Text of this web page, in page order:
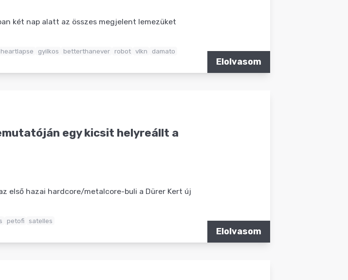
két nap alatt az összes megjelent lemezüket
heartlapse gyilkos betterthanever robot vlkn damato
Elolvasom
egy kicsit helyreállt a
első hazai hardcore/metalcore-buli a Dürer Kert új
petofi satelles
Elolvasom